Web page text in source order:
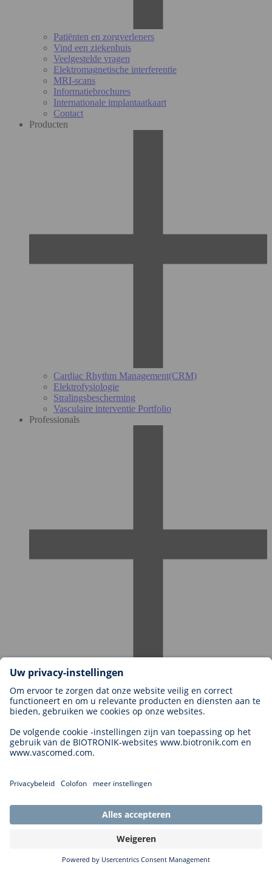
Patiënten en zorgverleners
Vind een ziekenhuis
Veelgestelde vragen
Elektromagnetische interferentie
MRI-scans
Informatiebrochures
Internationale implantaatkaart
Contact
Producten
Cardiac Rhythm Management(CRM)
Elektrofysiologie
Stralingsbescherming
Vasculaire interventie Portfolio
Professionals
Klinische onderzoeken
Uitgelichte technologieën
Services
Bronnen
Digitale oplossingen
Nieuws